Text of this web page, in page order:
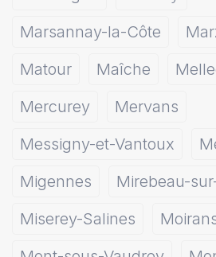
Marsannay-la-Côte
Matour
Maîche
Mercurey
Mervans
Messigny-et-Vantoux
Migennes
Mirebeau-
Miserey-Salines